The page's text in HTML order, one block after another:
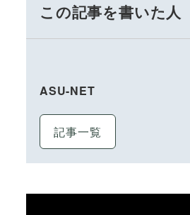
この記事を書いた人
ASU-NET
記事一覧